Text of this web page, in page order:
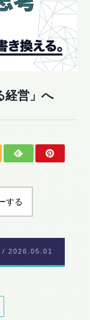
経営」へ
する
/ 2026.05.01